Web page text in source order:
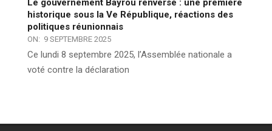
Le gouvernement Bayrou renversé : une première
historique sous la Ve République, réactions des
politiques réunionnais
ON: 9 SEPTEMBRE 2025
Ce lundi 8 septembre 2025, l’Assemblée nationale a
voté contre la déclaration